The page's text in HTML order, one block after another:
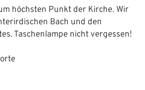
höchsten Punkt der Kirche. Wir
Bach und den
Taschenlampe nicht vergessen!